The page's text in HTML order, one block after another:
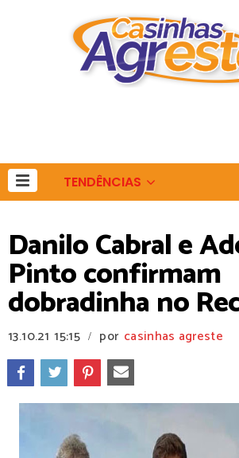
TENDÊNCIAS
Danilo Cabral e
Pinto confirmam
dobradinha no
13.10.21 15:15 / por casinhas agreste